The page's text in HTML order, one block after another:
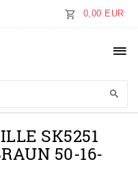
0,00 EUR
SK5251
50-16-